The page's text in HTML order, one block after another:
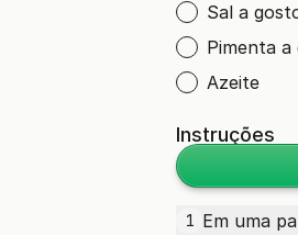
Sal a
Pimenta a
Azeite
Instruções
1 Em uma